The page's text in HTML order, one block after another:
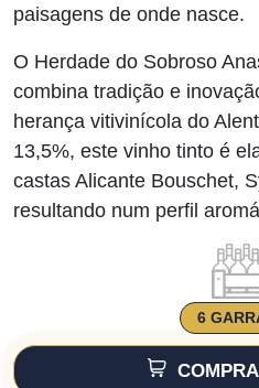
paisagens de onde nasce.
O Herdade do Sobroso
combina tradição e
herança vitivinícola do
13,5%, este vinho tinto é
castas Alicante Bouschet,
resultando num perfil
6